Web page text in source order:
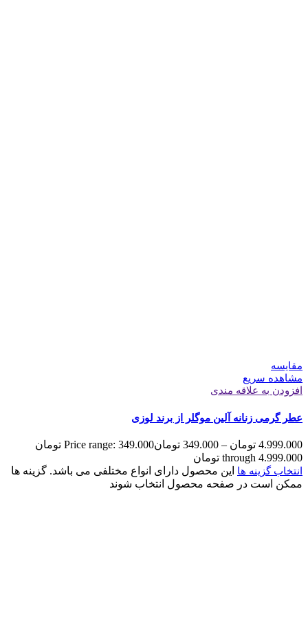
مقایسه
مشاهده سریع
افزودن به علاقه مندی
عطر گرمی زنانه آلین موگلر از برند لوزی
4.999.000 تومان –
349.000 تومان
Price range: 349.000 تومان
through 4.999.000 تومان
انتخاب گزینه ها
این محصول دارای انواع مختلفی می باشد. گزینه ها
ممکن است در صفحه محصول انتخاب شوند